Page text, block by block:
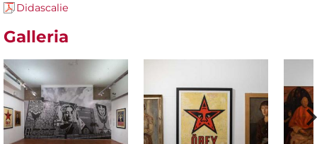
Didascalie
Galleria